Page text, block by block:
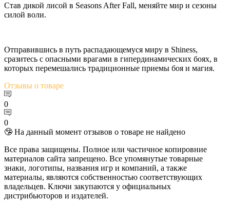
Став дикой лисой в Seasons After Fall, меняйте мир и сезоны
силой воли.
Отправившись в путь распадающемуся миру в Shiness,
сразитесь с опасными врагами в гипердинамических боях, в
которых перемешались традиционные приемы боя и магия.
Отзывы о товаре
0
0
🤥 На данный момент отзывов о товаре не найдено
Все права защищены. Полное или частичное копировние
материалов сайта запрещено. Все упомянутые товарные
знаки, логотипы, названия игр и компаний, а также
материалы, являются собственностью соответствующих
владельцев. Ключи закупаются у официальных
дистрибьюторов и издателей.